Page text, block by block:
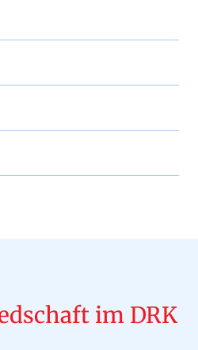
im DRK